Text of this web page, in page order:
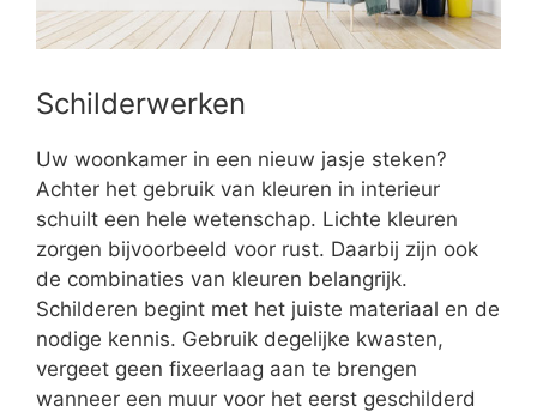
Schilderwerken
Uw woonkamer in een nieuw jasje steken?
Achter het gebruik van kleuren in interieur
schuilt een hele wetenschap. Lichte kleuren
zorgen bijvoorbeeld voor rust. Daarbij zijn ook
de combinaties van kleuren belangrijk.
Schilderen begint met het juiste materiaal en de
nodige kennis. Gebruik degelijke kwasten,
vergeet geen fixeerlaag aan te brengen
wanneer een muur voor het eerst geschilderd